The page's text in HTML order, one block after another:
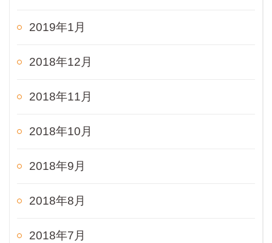
2019年1月
2018年12月
2018年11月
2018年10月
2018年9月
2018年8月
2018年7月